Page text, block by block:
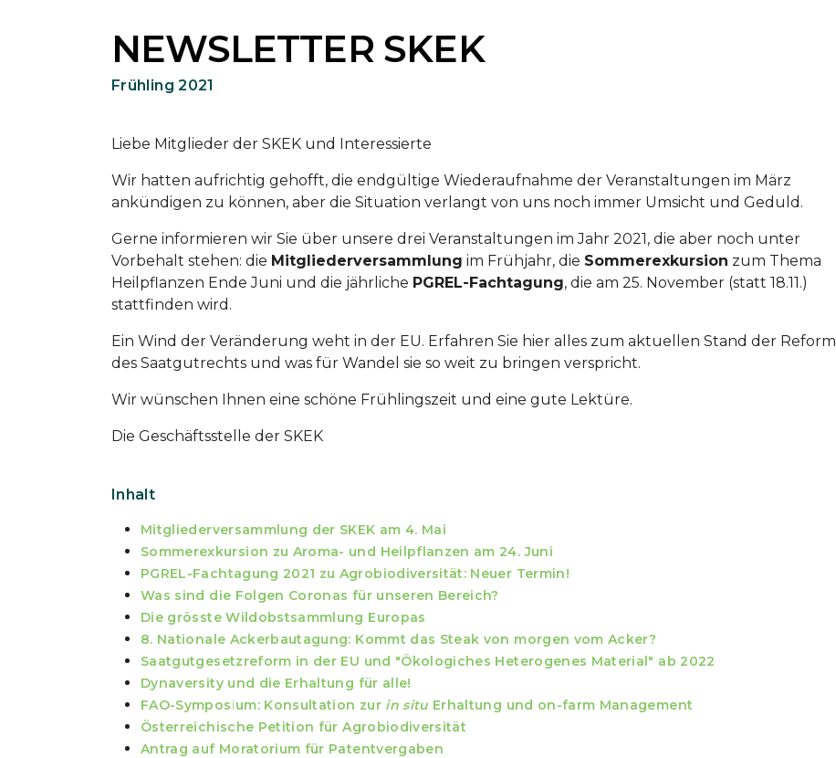
NEWSLETTER SKEK
Frühling 2021
Liebe Mitglieder der SKEK und Interessierte
Wir hatten aufrichtig gehofft, die endgültige Wiederaufnahme der Veranstaltungen im März
ankündigen zu können, aber die Situation verlangt von uns noch immer Umsicht und Geduld.
Gerne informieren wir Sie über unsere drei Veranstaltungen im Jahr 2021, die aber noch unter
Vorbehalt stehen: die Mitgliederversammlung im Frühjahr, die Sommerexkursion zum Thema
Heilpflanzen Ende Juni und die jährliche PGREL-Fachtagung, die am 25. November (statt 18.11.)
stattfinden wird.
Ein Wind der Veränderung weht in der EU. Erfahren Sie hier alles zum aktuellen Stand der Reform
des Saatgutrechts und was für Wandel sie so weit zu bringen verspricht.
Wir wünschen Ihnen eine schöne Frühlingszeit und eine gute Lektüre.
Die Geschäftsstelle der SKEK
Inhalt
Mitgliederversammlung der SKEK am 4. Mai
Sommerexkursion zu Aroma- und Heilpflanzen am 24. Juni
PGREL-Fachtagung 2021 zu Agrobiodiversität: Neuer Termin!
Was sind die Folgen Coronas für unseren Bereich?
Die grösste Wildobstsammlung Europas
8. Nationale Ackerbautagung: Kommt das Steak von morgen vom Acker?
Saatgutgesetzreform in der EU und "Ökologiches Heterogenes Material" ab 2022
Dynaversity und die Erhaltung für alle!
FAO-Symposium: Konsultation zur in situ Erhaltung und on-farm Management
Österreichische Petition für Agrobiodiversität
Antrag auf Moratorium für Patentvergaben